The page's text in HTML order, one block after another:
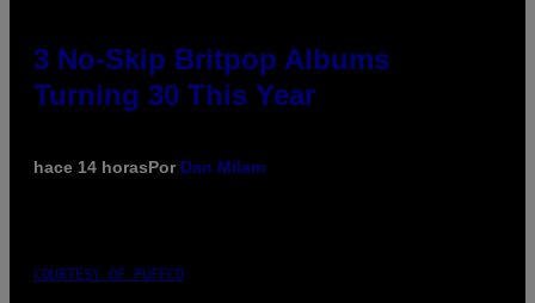
3 No-Skip Britpop Albums
Turning 30 This Year
hace 14 horasPor Dan Milam
COURTESY OF PUFFCO